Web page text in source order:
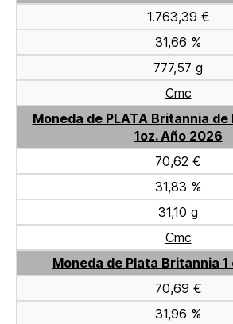
1.763,39 €
31,66 %
777,57 g
Cmc
Moneda de PLATA Britannia de
1oz. Año 2026
70,62 €
31,83 %
31,10 g
Cmc
Moneda de Plata Britannia 1
70,69 €
31,96 %